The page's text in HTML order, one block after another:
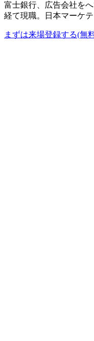
富士銀行、広告会社を
経て現職。日本マーケ
まずは来場登録する(無